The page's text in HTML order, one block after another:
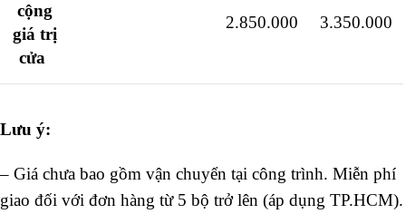
cộng
giá trị
cửa
2.850.000 3.350.000
Lưu ý:
– Giá chưa bao gồm vận chuyển tại công trình. Miễn phí
giao đối với đơn hàng từ 5 bộ trở lên (áp dụng TP.HCM).